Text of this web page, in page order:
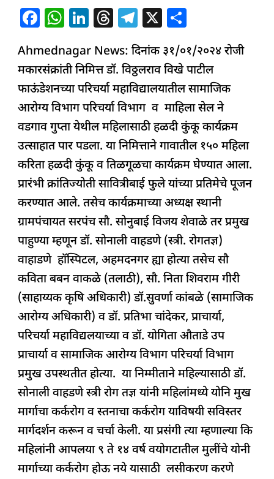
F
c
e
b
o
o
k
W
at
s
A
p
p
Li
k
e
dI
n
T
re
a
d
s
T
e
g
ra
m
X
ar
e
Ahmednagar News: दिनांक ३१/०१/२०२४ रोजी
मकारसंक्रांती निमित्त डॉ. विठ्ठलराव विखे पाटील
फाऊंडेशनच्या परिचर्या महाविद्यालयातील सामाजिक
आरोग्य विभाग परिचर्या विभाग व माहिला सेल ने
वडगाव गुप्ता येथील महिलासाठी हळदी कुंकू कार्यक्रम
उत्साहात पार पडला. या निमित्ताने गावातील १५० महिला
करिता हळदी कुंकू व तिळगूळचा कार्यक्रम घेण्यात आला.
प्रारंभी क्रांतिज्योती सावित्रीबाई फुले यांच्या प्रतिमेचे पूजन
करण्यात आले. तसेच कार्यक्रमाच्या अध्यक्ष स्थानी
ग्रामपंचायत सरपंच सौ. सोनुबाई विजय शेवाळे तर प्रमुख
पाहुण्या म्हणून डॉ. सोनाली वाहडणे (स्त्री. रोगतज्ञ)
वाहाडणे हॉस्पिटल, अहमदनगर ह्या होत्या तसेच सौ
कविता बबन वाकळे (तलाठी), सौ. निता शिवराम गीरी
(साहाय्यक कृषि अधिकारी) डॉ.सुवर्णा कांबळे (सामाजिक
आरोग्य अधिकारी) व डॉ. प्रतिभा चांदेकर, प्राचार्या,
परिचर्या महाविद्यलयाच्या व डॉ. योगिता औताडे उप
प्राचार्या व सामाजिक आरोग्य विभाग परिचर्या विभाग
प्रमुख उपस्थतीत होत्या. या निम्मीताने महिल्यासाठी डॉ.
सोनाली वाहडणे स्त्री रोग तज्ञ यांनी महिलांमध्ये योनि मुख
मार्गाचा कर्करोग व स्तनाचा कर्करोग याविषयी सविस्तर
मार्गदर्शन करून व चर्चा केली. या प्रसंगी त्या म्हणाल्या कि
महिलांनी आपलया ९ ते १४ वर्ष वयोगटातील मुलींचे योनी
मार्गाच्या कर्करोग होऊ नये यासाठी लसीकरण करणे
फाऊंडेशनच्या
परिचर्या
महाविद्यालयचा
अनोखा
अभिनव
उपक्रम